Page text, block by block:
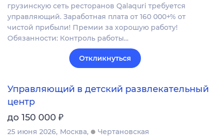
грузинскую сеть ресторанов Qalaquri требуется
управляющий. Заработная плата от 160 000+% от
чистой прибыли! Премии за хорошую работу!
Обязанности: Контроль работы…
Откликнуться
Управляющий в детский развлекательный
центр
до 150 000 ₽
25 июня 2026 Москва
Чертановская